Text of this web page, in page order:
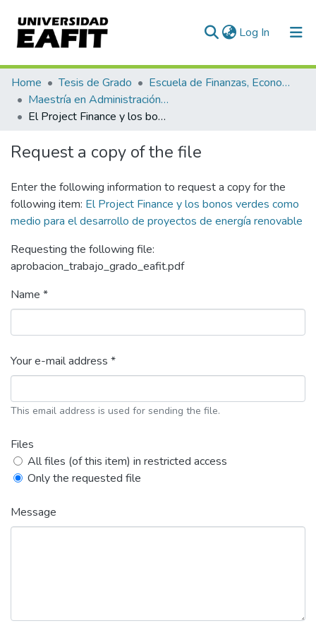
Log In (current)
Communities & Collections
All of DSpace
Home Tesis de Grado
Escuela de Finanzas, Economía y Gobierno
Maestría en Administración Financiera (tesis)
El Project Finance y los bonos verdes como medio para el desarrollo de proyectos de energía renovable
Request a copy of the file
Enter the following information to request a copy for the
following item: El Project Finance y los bonos verdes como
medio para el desarrollo de proyectos de energía renovable
Requesting the following file:
aprobacion_trabajo_grado_eafit.pdf
Name *
Your e-mail address *
This email address is used for sending the file.
Files
All files (of this item) in restricted access
Only the requested file
Message